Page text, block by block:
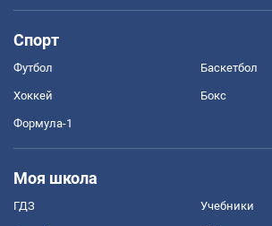
Спорт
Футбол Баскетбол
Хоккей Бокс
Формула-1
Моя школа
ГДЗ Учебники